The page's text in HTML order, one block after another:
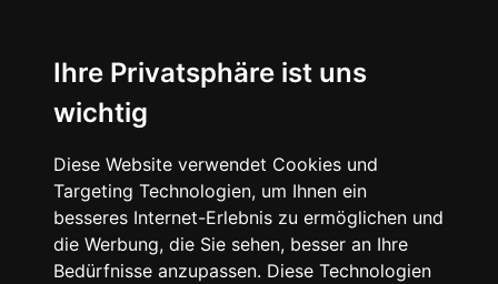
Ihre Privatsphäre ist uns
wichtig
Diese Website verwendet Cookies und
Targeting Technologien, um Ihnen ein
besseres Internet-Erlebnis zu ermöglichen und
die Werbung, die Sie sehen, besser an Ihre
Bedürfnisse anzupassen. Diese Technologien